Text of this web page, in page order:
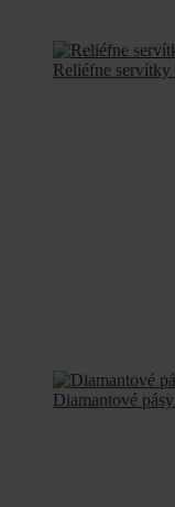
Reliéfne servítky
Diamantové pásy